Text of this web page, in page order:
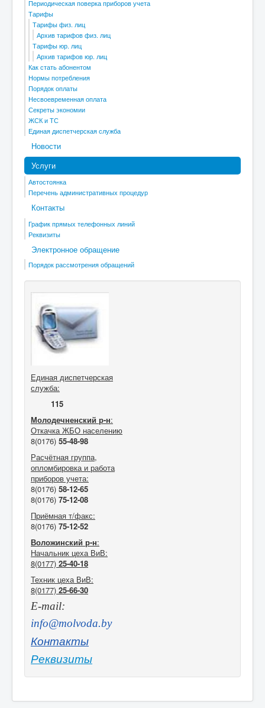
Периодическая поверка приборов учета
Тарифы
Тарифы физ. лиц
Архив тарифов физ. лиц
Тарифы юр. лиц
Архив тарифов юр. лиц
Как стать абонентом
Нормы потребления
Порядок оплаты
Несвоевременная оплата
Секреты экономии
ЖСК и ТС
Единая диспетчерская служба
Новости
Услуги
Автостоянка
Перечень административных процедур
Контакты
График прямых телефонных линий
Реквизиты
Электронное обращение
Порядок рассмотрения обращений
Единая диспетчерская
служба:
115
Молодечненский р-н:
Откачка ЖБО населению
8(0176) 55-48-98
Расчётная группа,
опломбировка и работа
приборов учета:
8(0176) 58-12-65
8(0176) 75-12-08
Приёмная т/факс:
8(0176) 75-12-52
Воложинский р-н:
Начальник цеха ВиВ:
8(0177) 25-40-18
Техник цеха ВиВ:
8(0177) 25-66-30
E-mail:
info@molvoda.by
Контакты
Реквизиты